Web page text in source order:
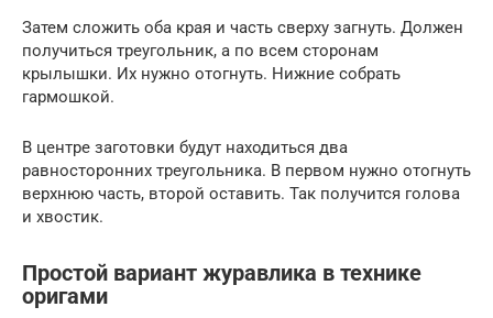
Затем сложить оба края и часть сверху загнуть. Должен
получиться треугольник, а по всем сторонам
крылышки. Их нужно отогнуть. Нижние собрать
гармошкой.
В центре заготовки будут находиться два
равносторонних треугольника. В первом нужно отогнуть
верхнюю часть, второй оставить. Так получится голова
и хвостик.
Простой вариант журавлика в технике
оригами